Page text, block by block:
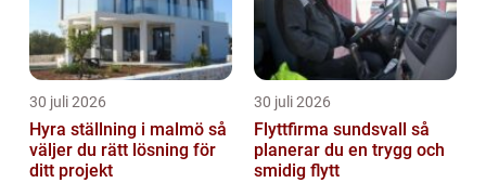
30 juli 2026
Hyra ställning i malmö så
väljer du rätt lösning för
ditt projekt
30 juli 2026
Flyttfirma sundsvall så
planerar du en trygg och
smidig flytt